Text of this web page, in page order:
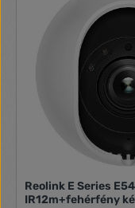
Reolink E Series E540 5MP H264 2,8-8mm 3x
IR12m+fehérfény